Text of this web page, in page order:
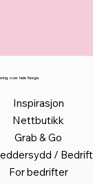
over hele Norge.
Inspirasjon
Nettbutikk
Grab & Go
/ Bedrift
For bedrifter